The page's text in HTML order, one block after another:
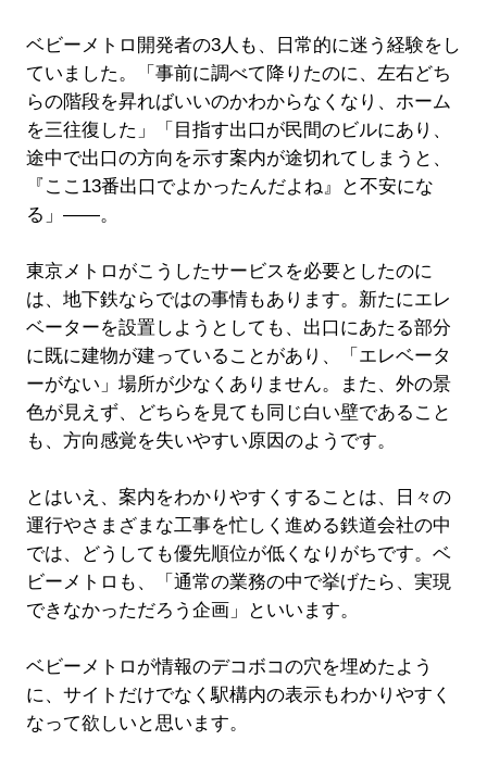
ベビーメトロ開発者の3人も、日常的に迷う経験をし
ていました。「事前に調べて降りたのに、左右どち
らの階段を昇ればいいのかわからなくなり、ホーム
を三往復した」「目指す出口が民間のビルにあり、
途中で出口の方向を示す案内が途切れてしまうと、
『ここ13番出口でよかったんだよね』と不安にな
る」――。
東京メトロがこうしたサービスを必要としたのに
は、地下鉄ならではの事情もあります。新たにエレ
ベーターを設置しようとしても、出口にあたる部分
に既に建物が建っていることがあり、「エレベータ
ーがない」場所が少なくありません。また、外の景
色が見えず、どちらを見ても同じ白い壁であること
も、方向感覚を失いやすい原因のようです。
とはいえ、案内をわかりやすくすることは、日々の
運行やさまざまな工事を忙しく進める鉄道会社の中
では、どうしても優先順位が低くなりがちです。ベ
ビーメトロも、「通常の業務の中で挙げたら、実現
できなかっただろう企画」といいます。
ベビーメトロが情報のデコボコの穴を埋めたよう
に、サイトだけでなく駅構内の表示もわかりやすく
なって欲しいと思います。